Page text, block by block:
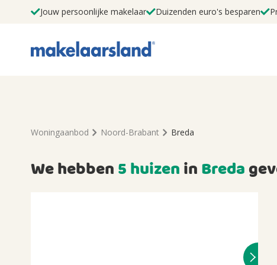
Jouw persoonlijke makelaar Duizenden euro's besparen
Woningaanbod Noord-Brabant Breda
We hebben5 huizeninBreda